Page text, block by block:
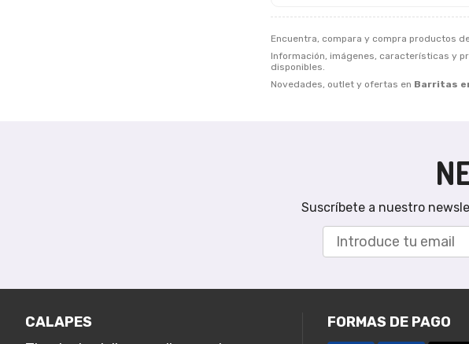
Encuentra, compara y compra productos
Información, imágenes, características y
disponibles.
Novedades, outlet y ofertas en Barritas
Suscríbete a nuestro
CALAPES
FORMAS DE PAGO